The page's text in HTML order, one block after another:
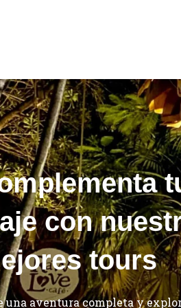
con
tours
una aventura completa y